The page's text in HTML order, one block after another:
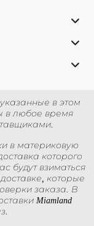
в этом
в любое время
в материковую
которого
будут взиматься
которые
заказа. В
Miamland